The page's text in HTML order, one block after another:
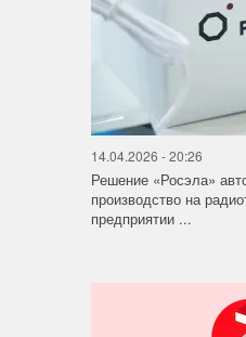
14.04.2026 - 20:26
Решение «Росэла»
производство на
предприятии ...